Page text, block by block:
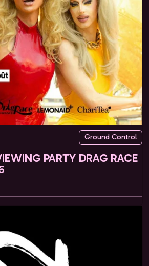
Ground Control
PARTY DRAG RACE